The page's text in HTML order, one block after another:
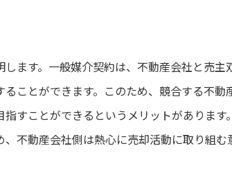
ます。一般媒介契約は、不動産会社と売
ことができます。このため、競合する不
すことができるというメリットがありま
不動産会社側は熱心に売却活動に取り組